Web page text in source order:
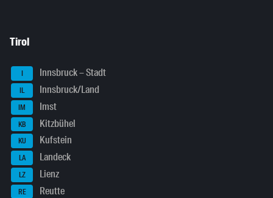
Tirol
I Innsbruck – Stadt
IL Innsbruck/Land
IM Imst
KB Kitzbühel
KU Kufstein
LA Landeck
LZ Lienz
RE Reutte